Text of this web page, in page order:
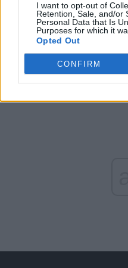
I want to opt-out of
Retention, Sale, and/or
Personal Data that Is
Purposes for which it
Opted Out
CONFIRM
Arată
Arhiva sondajelor